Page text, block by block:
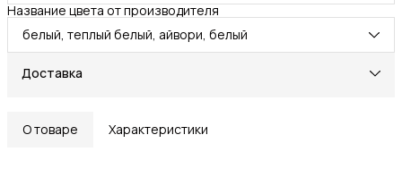
Название цвета от производителя
белый, теплый белый, айвори, белый
Доставка
О товаре Характеристики